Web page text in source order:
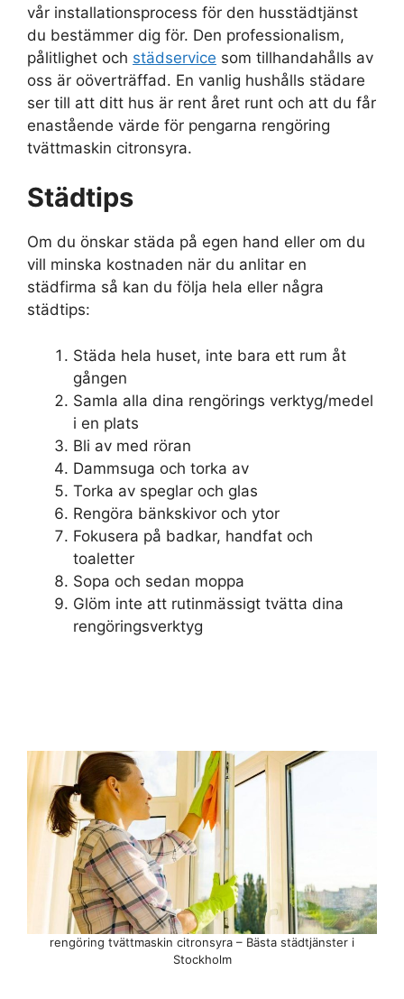
vår installationsprocess för den husstädtjänst
du bestämmer dig för. Den professionalism,
pålitlighet och städservice som tillhandahålls av
oss är oöverträffad. En vanlig hushålls städare
ser till att ditt hus är rent året runt och att du får
enastående värde för pengarna rengöring
tvättmaskin citronsyra.
Städtips
Om du önskar städa på egen hand eller om du
vill minska kostnaden när du anlitar en
städfirma så kan du följa hela eller några
städtips:
Städa hela huset, inte bara ett rum åt
gången
Samla alla dina rengörings verktyg/medel
i en plats
Bli av med röran
Dammsuga och torka av
Torka av speglar och glas
Rengöra bänkskivor och ytor
Fokusera på badkar, handfat och
toaletter
Sopa och sedan moppa
Glöm inte att rutinmässigt tvätta dina
rengöringsverktyg
rengöring tvättmaskin citronsyra – Bästa städtjänster i
Stockholm